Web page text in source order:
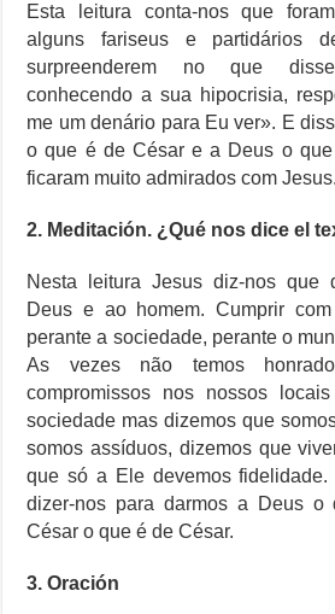
Esta leitura conta-nos que
alguns fariseus e partidários
surpreenderem no que
conhecendo a sua hipocrisia,
me um denário para Eu ver». E
o que é de César e a Deus o
ficaram muito admirados com Jesus.
2. Meditación. ¿Qué nos dice el
Nesta leitura Jesus diz-nos que
Deus e ao homem. Cumprir
perante a sociedade, perante o
As vezes não temos
compromissos nos nossos
sociedade mas dizemos que
somos assíduos, dizemos que
que só a Ele devemos
dizer-nos para darmos a Deus
César o que é de César.
3. Oración